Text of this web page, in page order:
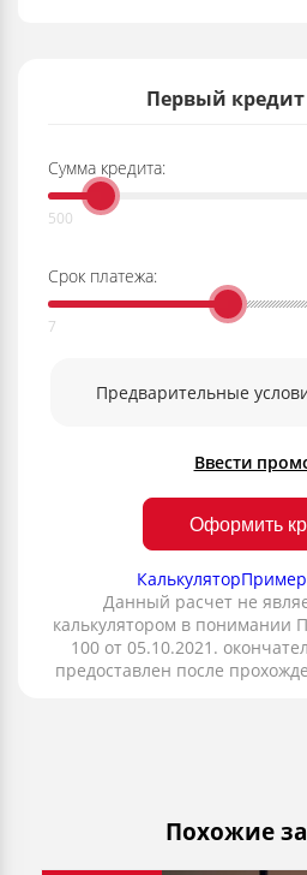
Первый кредит
Сумма кредита:
Срок платежа:
Предварительные
Ввести
Оформить
Калькулятор
Данный расчет не
калькулятором в понимании
100 от 05.10.2021.
предоставлен после
Похожие